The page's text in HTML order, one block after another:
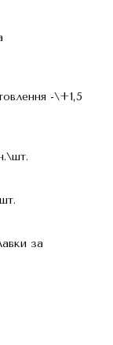
-\+1,5
за